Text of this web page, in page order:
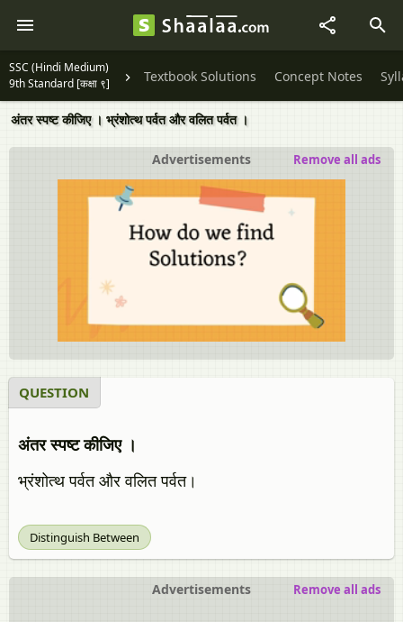
SSC (Hindi Medium)
9th Standard [कक्षा ९]
Textbook Solutions Concept Notes
अंतर स्पष्ट कीजिए । भ्रंशोत्थ पर्वत और वलित पर्वत ।
Advertisements Remove all ads
QUESTION
अंतर स्पष्ट कीजिए ।
भ्रंशोत्थ पर्वत और वलित पर्वत।
Distinguish Between
Advertisements Remove all ads